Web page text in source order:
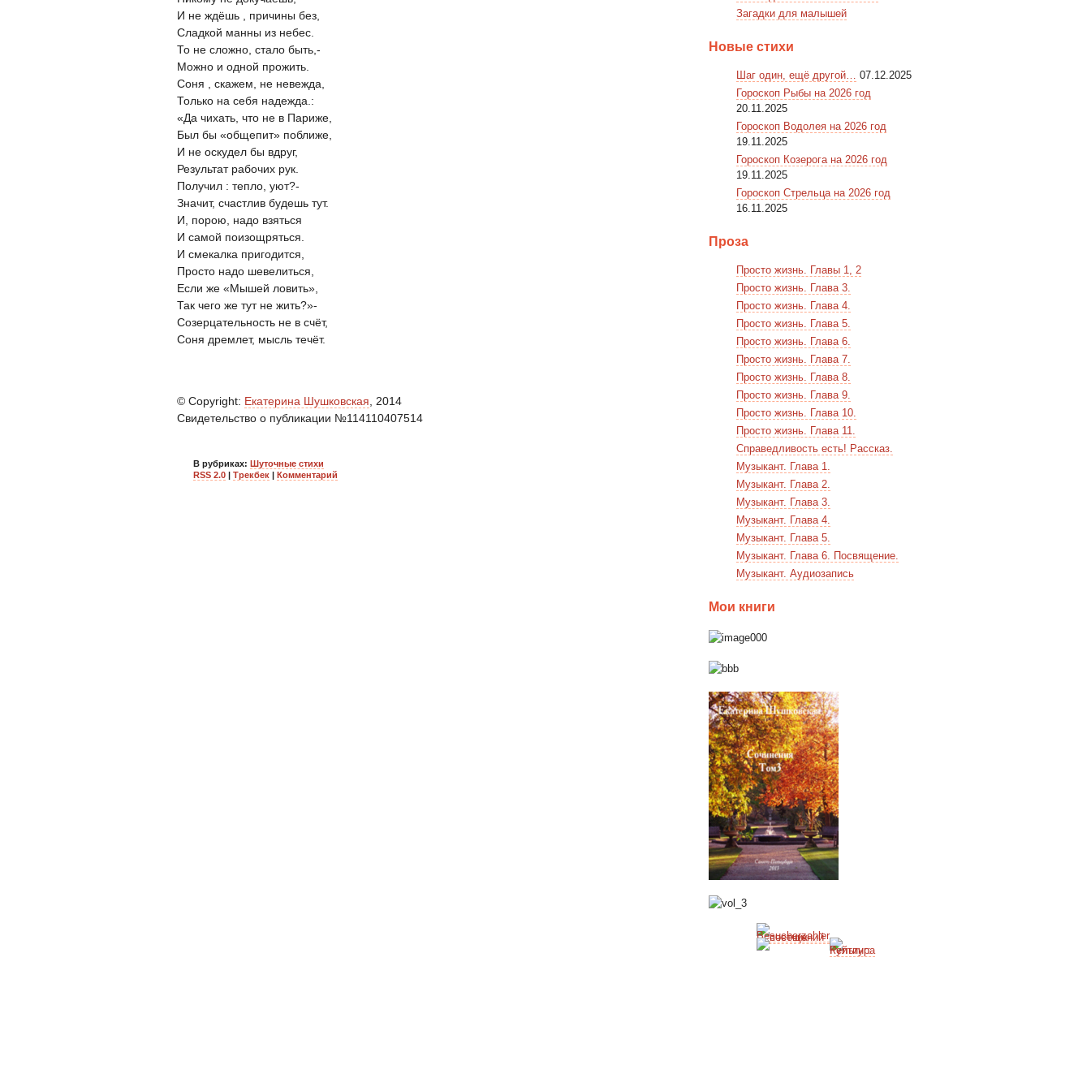
И не ждёшь , причины без,
Сладкой манны из небес.
То не сложно, стало быть,-
Можно и одной прожить.
Соня , скажем, не невежда,
Только на себя надежда.:
«Да чихать, что не в Париже,
Был бы «общепит» поближе,
И не оскудел бы вдруг,
Результат рабочих рук.
Получил : тепло, уют?-
Значит, счастлив будешь тут.
И, порою, надо взяться
И самой поизощряться.
И смекалка пригодится,
Просто надо шевелиться,
Если же «Мышей ловить»,
Так чего же тут не жить?»-
Созерцательность не в счёт,
Соня дремлет, мысль течёт.
© Copyright: Екатерина Шушковская , 2014
Свидетельство о публикации №114110407514
В рубриках: Шуточные стихи
RSS 2.0| Трекбек| Комментарий
Загадки для малышей
Новые стихи
Шаг один, ещё другой…
07.12.2025
Гороскоп Рыбы на 2026 год
20.11.2025
Гороскоп Водолея на 2026 год
19.11.2025
Гороскоп Козерога на 2026 год
19.11.2025
Гороскоп Стрельца на 2026 год
16.11.2025
Проза
Просто жизнь. Главы 1, 2
Просто жизнь. Глава 3.
Просто жизнь. Глава 4.
Просто жизнь. Глава 5.
Просто жизнь. Глава 6.
Просто жизнь. Глава 7.
Просто жизнь. Глава 8.
Просто жизнь. Глава 9.
Просто жизнь. Глава 10.
Просто жизнь. Глава 11.
Справедливость есть! Рассказ.
Музыкант. Глава 1.
Музыкант. Глава 2.
Музыкант. Глава 3.
Музыкант. Глава 4.
Музыкант. Глава 5.
Музыкант. Глава 6. Посвящение.
Музыкант. Аудиозапись
Мои книги